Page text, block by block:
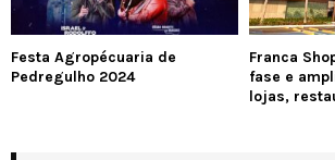
Festa Agropécuaria de
Pedregulho 2024
Franca
fase e
lojas,